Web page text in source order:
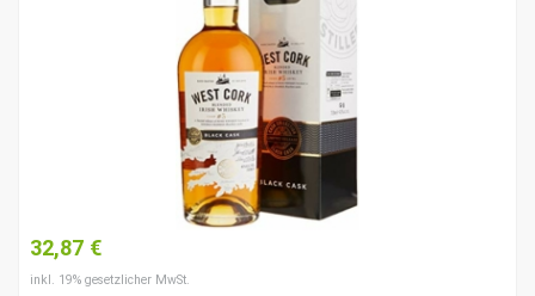
32,87 €
inkl. 19% gesetzlicher MwSt.